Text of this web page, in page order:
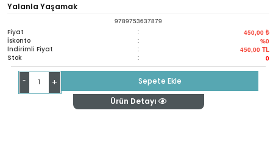
Yalanla Yaşamak
9789753637879
Fiyat : 450,00 ₺
İskonto : %0
İndirimli Fiyat : 450,00 TL
Stok : 0
- +
Sepete Ekle
Ürün Detayı